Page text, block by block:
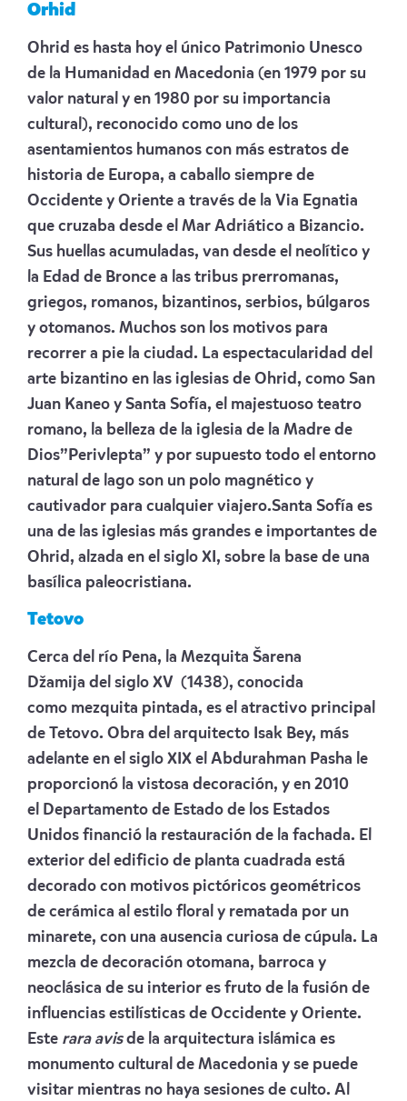
Orhid
Ohrid es hasta hoy el único Patrimonio Unesco
de la Humanidad en Macedonia (en 1979 por su
valor natural y en 1980 por su importancia
cultural), reconocido como uno de los
asentamientos humanos con más estratos de
historia de Europa, a caballo siempre de
Occidente y Oriente a través de la Via Egnatia
que cruzaba desde el Mar Adriático a Bizancio.
Sus huellas acumuladas, van desde el neolítico y
la Edad de Bronce a las tribus prerromanas,
griegos, romanos, bizantinos, serbios, búlgaros
y otomanos. Muchos son los motivos para
recorrer a pie la ciudad. La espectacularidad del
arte bizantino en las iglesias de Ohrid, como San
Juan Kaneo y Santa Sofía, el majestuoso teatro
romano, la belleza de la iglesia de la Madre de
Dios”Perivlepta” y por supuesto todo el entorno
natural de lago son un polo magnético y
cautivador para cualquier viajero.Santa Sofía es
una de las iglesias más grandes e importantes de
Ohrid, alzada en el siglo XI, sobre la base de una
basílica paleocristiana.
Tetovo
Cerca del río Pena, la Mezquita Šarena
Džamija del siglo XV (1438), conocida
como mezquita pintada, es el atractivo principal
de Tetovo. Obra del arquitecto Isak Bey, más
adelante en el siglo XIX el Abdurahman Pasha le
proporcionó la vistosa decoración, y en 2010
el Departamento de Estado de los Estados
Unidos financió la restauración de la fachada. El
exterior del edificio de planta cuadrada está
decorado con motivos pictóricos geométricos
de cerámica al estilo floral y rematada por un
minarete, con una ausencia curiosa de cúpula. La
mezcla de decoración otomana, barroca y
neoclásica de su interior es fruto de la fusión de
influencias estilísticas de Occidente y Oriente.
Este rara avisde la arquitectura islámica es
monumento cultural de Macedonia y se puede
visitar mientras no haya sesiones de culto. Al